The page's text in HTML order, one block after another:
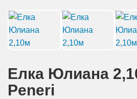
Елка Юлиана
Peneri
ДОСТАВКА
АКЦИИ И ПОДАРКИ